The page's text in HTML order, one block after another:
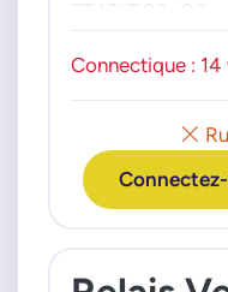
SEAT
Arosa 14i 97>04
Arosa 14c TDI
Arosa 17i SDI
Leon 14i 16V
Connectique :